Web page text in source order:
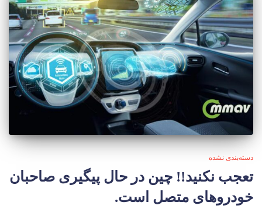
دسته‌بندی نشده
تعجب نکنید!! چین در حال پیگیری صاحبان
خودروهای متصل است.